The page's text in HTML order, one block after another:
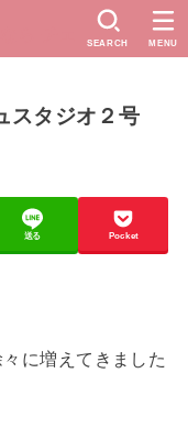
SEARCH MENU
スタジオ２号
送る Pocket
に増えてきました